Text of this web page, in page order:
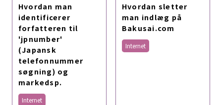
Hvordan man
identificerer
forfatteren til
'jpnumber'
(Japansk
telefonnummer
søgning) og
markedsp.
Internet
Hvordan sletter
man indlæg på
Bakusai.com
Internet